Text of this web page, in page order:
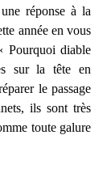
réponse à la
année en vous
Pourquoi diable
sur la tête en
le passage
ils sont très
toute galure